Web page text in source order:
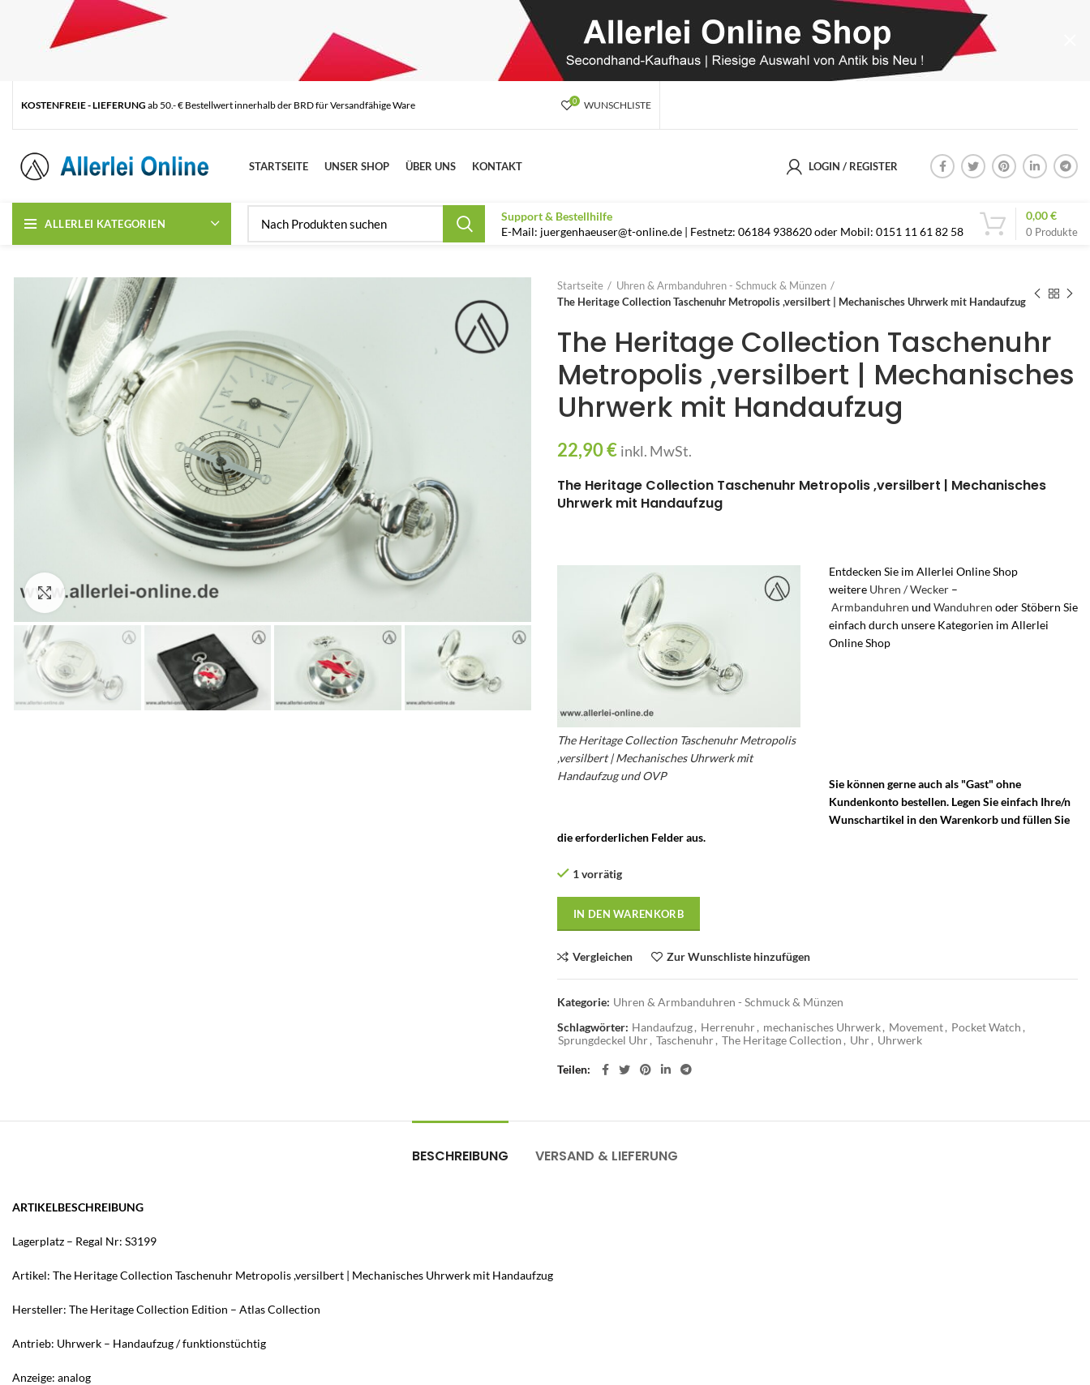
KOSTENFREIE - LIEFERUNG ab 50.- € Bestellwert innerhalb der BRD für Versandfähige Ware 0 WUNSCHLISTE
STARTSEITE UNSER SHOP ÜBER UNS KONTAKT LOGIN / REGISTER
ALLERLEI KATEGORIEN
Support & Bestellhilfe
E-Mail: juergenhaeuser@t-online.de | Festnetz: 06184 938620 oder Mobil: 0151 11 61 82 58
0 Produkte
0,00€
Zum Vergrößern anklicken
Startseite
Uhren & Armbanduhren - Schmuck & Münzen
The Heritage Collection Taschenuhr Metropolis ,versilbert | Mechanisches Uhrwerk mit Handaufzug
The Heritage Collection Taschenuhr
Metropolis ,versilbert | Mechanisches
Uhrwerk mit Handaufzug
22,90€ inkl. MwSt.
The Heritage Collection Taschenuhr Metropolis ,versilbert | Mechanisches
Uhrwerk mit Handaufzug
The Heritage Collection Taschenuhr Metropolis
,versilbert | Mechanisches Uhrwerk mit
Handaufzug und OVP
Entdecken Sie im Allerlei Online Shop
weitere Uhren / Wecker –
Armbanduhren und Wanduhren oder Stöbern Sie
einfach durch unsere Kategorien im Allerlei
Online Shop
Sie können gerne auch als "Gast" ohne
Kundenkonto bestellen. Legen Sie einfach Ihre/n
Wunschartikel in den Warenkorb und füllen Sie
die erforderlichen Felder aus.
1 vorrätig
IN DEN WARENKORB
Vergleichen Zur Wunschliste hinzufügen
Kategorie: Uhren & Armbanduhren - Schmuck & Münzen
Schlagwörter: Handaufzug, Herrenuhr, mechanisches Uhrwerk, Movement, Pocket Watch ,
Sprungdeckel Uhr, Taschenuhr, The Heritage Collection , Uhr, Uhrwerk
Teilen
BESCHREIBUNG VERSAND & LIEFERUNG
ARTIKELBESCHREIBUNG
Lagerplatz – Regal Nr: S3199
Artikel: The Heritage Collection Taschenuhr Metropolis ,versilbert | Mechanisches Uhrwerk mit Handaufzug
Hersteller: The Heritage Collection Edition – Atlas Collection
Antrieb: Uhrwerk – Handaufzug / funktionstüchtig
Anzeige: analog